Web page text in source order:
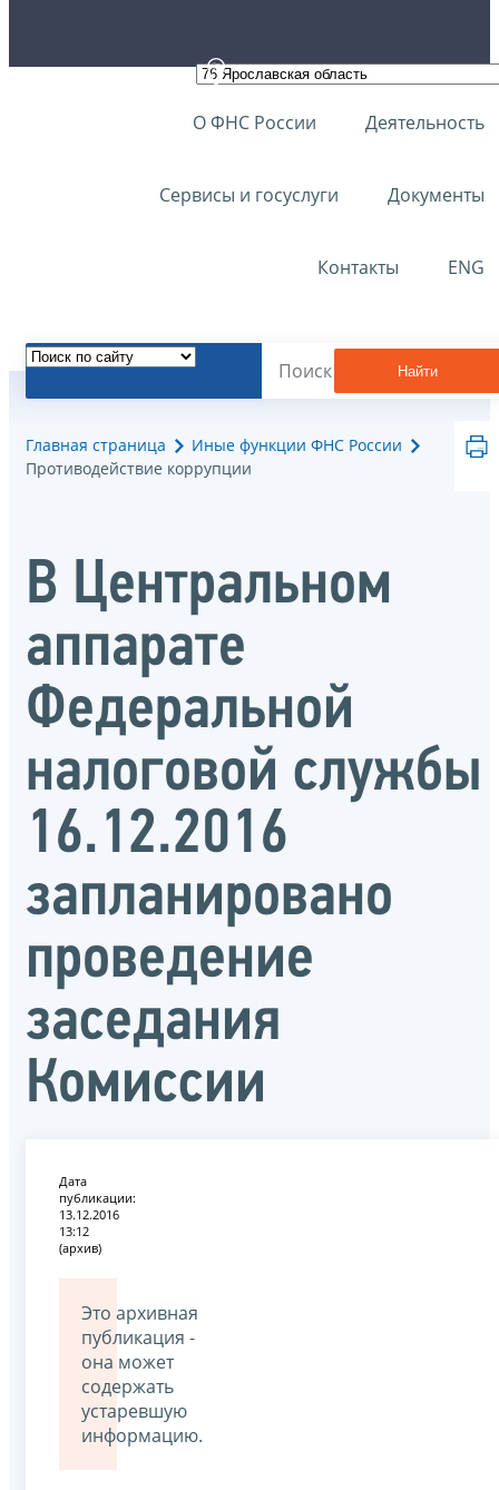
О ФНС России Деятельность
Сервисы и госуслуги Документы
Контакты ENG
Найти
Главная страница
Иные функции ФНС России
Противодействие коррупции
В Центральном
аппарате
Федеральной
налоговой службы
16.12.2016
запланировано
проведение
заседания
Комиссии
Дата
публикации:
13.12.2016
13:12
(архив)
Это архивная
публикация -
она может
содержать
устаревшую
информацию.